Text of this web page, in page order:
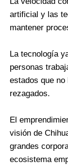
artificial y las
mantener
La tecnología
personas
estados que no
rezagados.
El
visión de
grandes
ecosistema